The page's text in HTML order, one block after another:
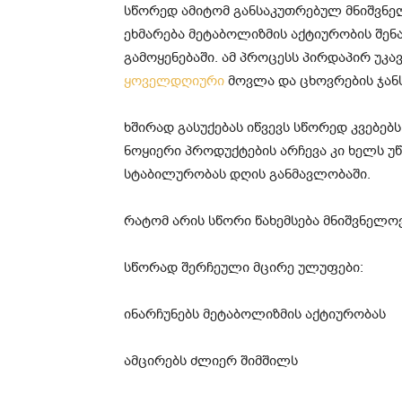
სწორედ ამიტომ განსაკუთრებულ
ეხმარება მეტაბოლიზმის აქტიურობის
გამოყენებაში. ამ პროცესს პირდაპირ
ყოველდღიური მოვლა და ცხოვრების
ხშირად გასუქებას იწვევს სწორედ
ნოყიერი პროდუქტების არჩევა კი ხელს
სტაბილურობას დღის განმავლობაში.
რატომ არის სწორი წახემსება
სწორად შერჩეული მცირე ულუფები:
ინარჩუნებს მეტაბოლიზმის აქტიურობას
ამცირებს ძლიერ შიმშილს